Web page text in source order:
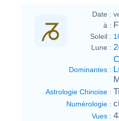
Date :
à :
Soleil :
Lune :
Dominantes :
Astrologie Chinoise :
Numérologie :
Vues :